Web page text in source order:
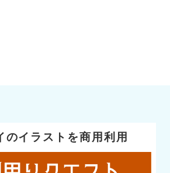
のイラストを商用利用